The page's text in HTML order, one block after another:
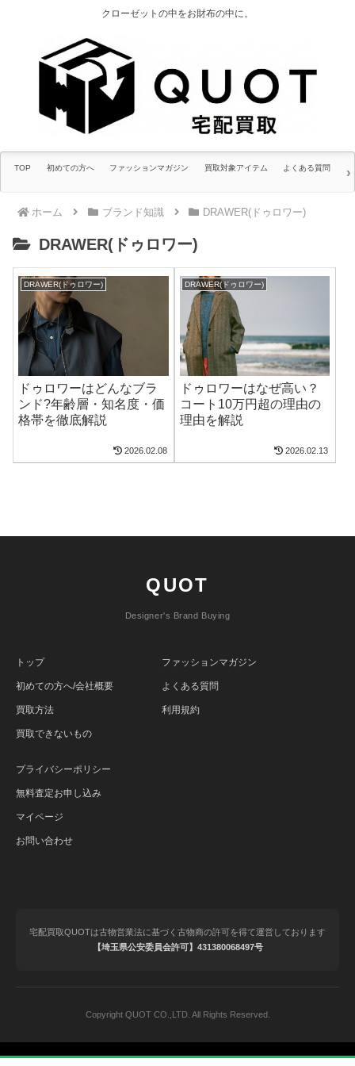
クローゼットの中をお財布の中に。
TOP 初めての方へ ファッションマガジン 買取対象アイテム よくある質問
ホーム ブランド知識 DRAWER(ドゥロワー)
DRAWER(ドゥロワー)
DRAWER(ドゥロワー)
ドゥロワーはどんなブラ
ンド?年齢層・知名度・価
格帯を徹底解説
2026.02.08
DRAWER(ドゥロワー)
ドゥロワーはなぜ高い？
コート10万円超の理由の
理由を解説
2026.02.13
QUOT
Designer's Brand Buying
トップ
初めての方へ/会社概要
買取方法
買取できないもの
ファッションマガジン
よくある質問
利用規約
プライバシーポリシー
無料査定お申し込み
マイページ
お問い合わせ
宅配買取QUOTは古物営業法に基づく古物商の許可を得て運営しております
【埼玉県公安委員会許可】431380068497号
Copyright QUOT CO.,LTD. All Rights Reserved.